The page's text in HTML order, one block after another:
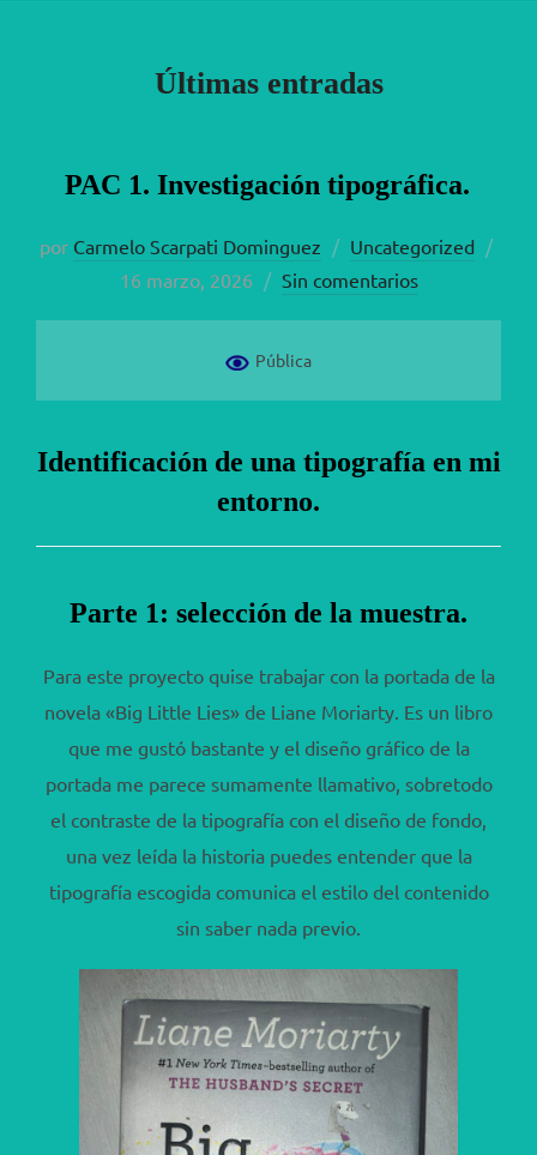
el
Últimas entradas
PAC 1. Investigación tipográfica.
por Carmelo Scarpati Dominguez Uncategorized
16 marzo, 2026 Sin comentarios
Pública
Identificación de una tipografía en mi
entorno.
Parte 1: selección de la muestra.
Para este proyecto quise trabajar con la portada de la
novela «Big Little Lies» de Liane Moriarty. Es un libro
que me gustó bastante y el diseño gráfico de la
portada me parece sumamente llamativo, sobretodo
el contraste de la tipografía con el diseño de fondo,
una vez leída la historia puedes entender que la
tipografía escogida comunica el estilo del contenido
sin saber nada previo.